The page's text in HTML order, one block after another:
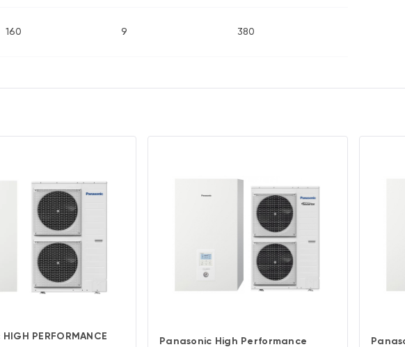
160 9 380
PERFORMANCE
Panasonic High Performance